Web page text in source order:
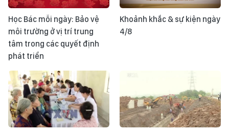
Học Bác mỗi ngày: Bảo vệ
môi trường ở vị trí trung
tâm trong các quyết định
phát triển
Khoảnh khắc & sự kiện ngày
4/8